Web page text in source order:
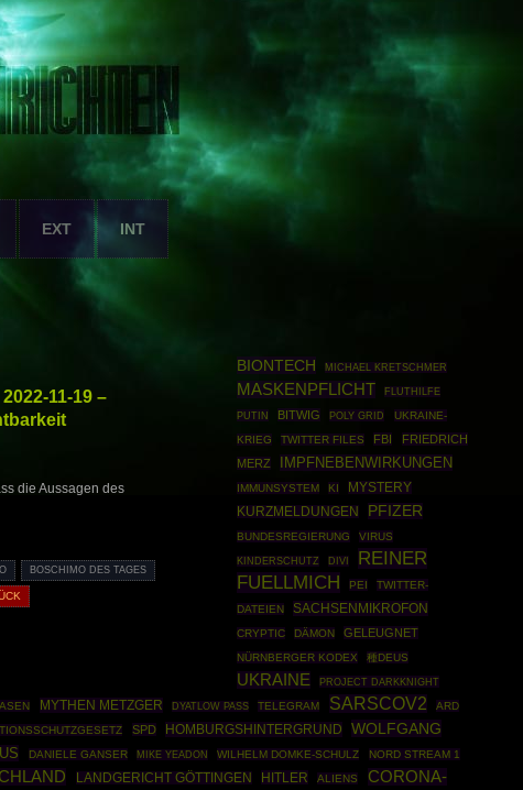
EXT INT
11-19 –
die Aussagen des
BOSCHIMO DES TAGES
BIONTECH MICHAEL KRETSCHMER
MASKENPFLICHT FLUTHILFE
PUTIN BITWIG POLY GRID
UKRAINE-
KRIEG
TWITTER FILES FBI
FRIEDRICH
MERZ
IMPFNEBENWIRKUNGEN
IMMUNSYSTEM KI
MYSTERY
KURZMELDUNGEN
PFIZER
BUNDESREGIERUNG VIRUS
KINDERSCHUTZ DIVI
REINER
FUELLMICH
PEI
TWITTER-
DATEIEN
SACHSENMIKROFON
CRYPTIC DÄMON GELEUGNET
NÜRNBERGER KODEX 種DEUS
UKRAINE PROJECT DARKKNIGHT
MYTHEN METZGER DYATLOW PASS TELEGRAM SARSCOV2
ARD
SPD HOMBURGSHINTERGRUND
WOLFGANG
DANIELE GANSER MIKE YEADON WILHELM DOMKE-SCHULZ
NORD STREAM 1
LANDGERICHT GÖTTINGEN HITLER ALIENS
CORONA-